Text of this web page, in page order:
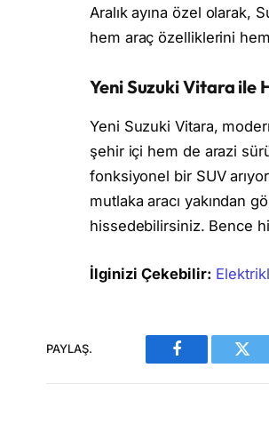
Aralık ayına özel olarak,
hem araç özelliklerini
Yeni Suzuki Vitara ile
Yeni Suzuki Vitara,
şehir içi hem de arazi
fonksiyonel bir SUV
mutlaka aracı yakından
hissedebilirsiniz. Bence
İlginizi Çekebilir:
PAYLAŞ.
Facebook